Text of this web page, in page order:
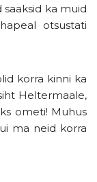
ka muid
otsustati
korra kinni ka
Heltermaale,
ometi! Muhus
ma neid korra